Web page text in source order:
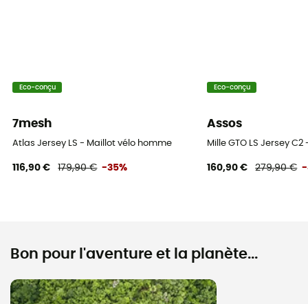
Eco-conçu
7mesh
Atlas Jersey LS - Maillot vélo homme
116,90 € 179,90 € -35%
Eco-conçu
Assos
Mille GTO LS Jersey
160,90 € 279,90 € -
Bon pour l'aventure et la planète...